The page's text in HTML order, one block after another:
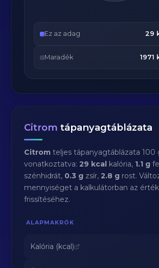
Ez az adag 29
Maradék 1971
Citrom tápanyagtáblázata
Citrom teljes tápanyagtáblázata 100
vonatkoztatva:29 kcal kalória, 1.1 g
szénhidrát, 0.3 g zsír,2.8 g rost.
mennyiséget a kalkulátorban az
frissítéséhez.
ALAPMAKRÓK
Kalória (kcal)